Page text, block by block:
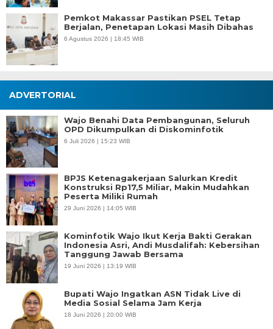
Pemkot Makassar Pastikan PSEL Tetap
Berjalan, Penetapan Lokasi Masih Dibahas
6 Agustus 2026 | 18:45 WIB
ADVERTORIAL
Wajo Benahi Data Pembangunan, Seluruh
OPD Dikumpulkan di Diskominfotik
6 Juli 2026 | 15:23 WIB
BPJS Ketenagakerjaan Salurkan Kredit
Konstruksi Rp17,5 Miliar, Makin Mudahkan
Peserta Miliki Rumah
29 Juni 2026 | 14:05 WIB
Kominfotik Wajo Ikut Kerja Bakti Gerakan
Indonesia Asri, Andi Musdalifah: Kebersihan
Tanggung Jawab Bersama
19 Juni 2026 | 13:19 WIB
Bupati Wajo Ingatkan ASN Tidak Live di
Media Sosial Selama Jam Kerja
18 Juni 2026 | 20:00 WIB